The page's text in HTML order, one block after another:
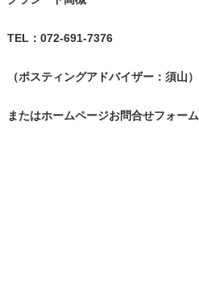
TEL ：072-691-7376
（ポスティングアドバイザー：須山）
またはホームページお問合せフォー